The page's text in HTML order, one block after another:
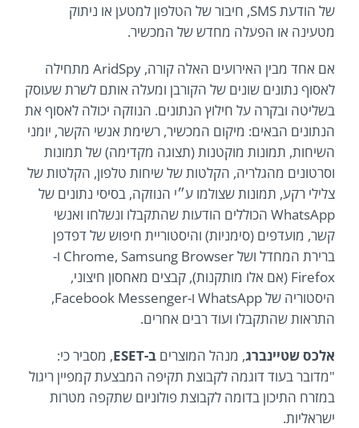
של הודעת SMS, חיבור של הטלפון למטען או ניתוק
מטעינה או הפעלה מחדש של המכשיר.
אם אחד מבין האירועים האלה קורה, AridSpy מתחילה
לאסוף נתונים שונים של הקורבן ומעלה אותם לשרת שעוסק
בשליטה ובקרה על חילוץ הנתונים. הנוזקה יכולה לאסוף את
הנתונים הבאים: מיקום המכשיר, רשימת אנשי הקשר, יומני
השיחות, תמונות מוקטנות (תצוגה מקדימה) של תמונות
וסרטונים מהגלריה, הקלטות של שיחות טלפון, הקלטות של
צלילי רקע, תמונות שצולמו ע״י הנוזקה, בסיסי נתונים של
WhatsApp הכוללים הודעות שהתקבלו ונשלחו ואנשי
קשר, מועדפים (סימניות) והיסטוריית חיפוש של דפדפן
ברירת המחדל ושל Chrome, Samsung Browser ו-
Firefox (אם אלו מותקנות), קבצים מאחסון חיצוני,
היסטוריה של WhatsApp ו-Facebook Messenger,
התראות שהתקבלו ועוד רבים אחרים.
אלכס שטיינברג, מנהל המוצרים ב-ESET
, מסביר כי:
"מדובר בעוד דוגמה לקבוצת תקיפה המבצעת קמפיין ריגול
במזרח התיכון בדומה לקבוצת פולוניום שתקפה מטרות
ישראליות.